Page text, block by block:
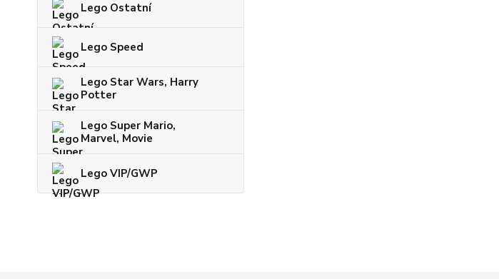
Lego Ostatní
Lego Speed
Lego Star Wars, Harry
Potter
Lego Super Mario,
Marvel, Movie
Lego VIP/GWP